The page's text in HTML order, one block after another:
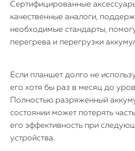
Сертифицированные
качественные аналоги,
необходимые стандарты,
перегрева и перегрузки
Если планшет долго не
его хотя бы раз в месяц до
Полностью разряженный
состоянии может потерять
его эффективность при
устройства.